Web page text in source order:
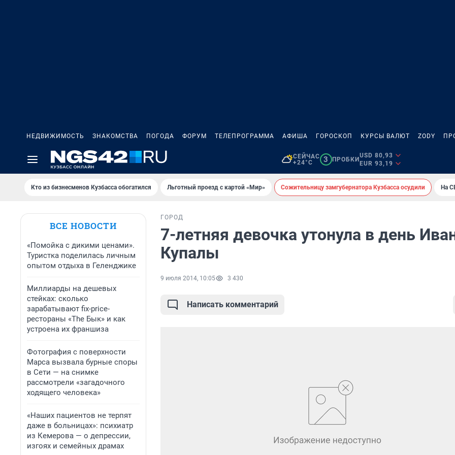
НЕДВИЖИМОСТЬ ЗНАКОМСТВА ПОГОДА ФОРУМ ТЕЛЕПРОГРАММА АФИША ГОРОСКОП КУРСЫ ВАЛЮТ ZODY
СЕЙЧАС
+24°C
3 ПРОБКИ
USD 80,93
EUR 93,19
Кто из бизнесменов Кузбасса обогатился Льготный проезд с картой «Мир» Сожительницу замгубернатора Кузбасса осудили На
ВСЕ НОВОСТИ
«Помойка с дикими ценами».
Туристка поделилась личным
опытом отдыха в Геленджике
Миллиарды на дешевых
стейках: сколько
зарабатывают fix-price-
рестораны «The Бык» и как
устроена их франшиза
Фотография с поверхности
Марса вызвала бурные споры
в Сети — на снимке
рассмотрели «загадочного
ходящего человека»
«Наших пациентов не терпят
даже в больницах»: психиатр
из Кемерова — о депрессии,
изгоях и семейных драмах
ГОРОД
7-летняя девочка утонула в день
Купалы
9 июля 2014, 10:05 3 430
Написать комментарий